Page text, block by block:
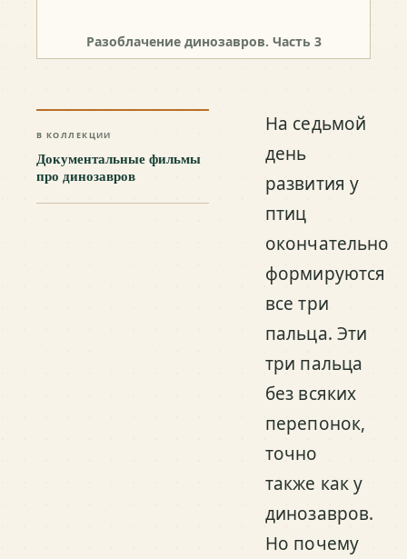
Разоблачение динозавров. Часть 3
В КОЛЛЕКЦИИ
Документальные фильмы
про динозавров
На седьмой
день
развития у
птиц
окончательно
формируются
все три
пальца. Эти
три пальца
без всяких
перепонок,
точно
также как у
динозавров.
Но почему